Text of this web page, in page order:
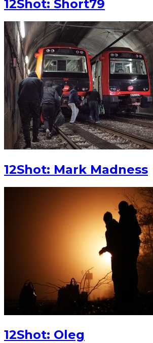
12Shot: Short79
12Shot: Mark Madness
12Shot: Oleg